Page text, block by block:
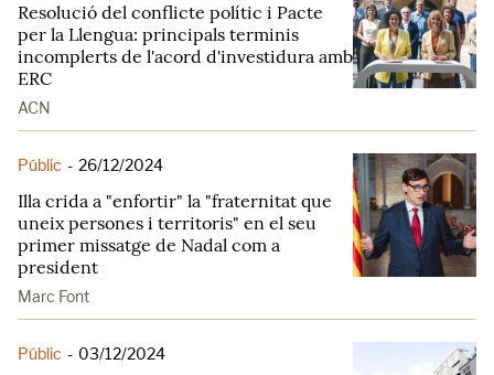
Resolució del conflicte polític i Pacte
per la Llengua: principals terminis
incomplerts de l'acord d'investidura amb
ERC
ACN
Públic - 26/12/2024
Illa crida a "enfortir" la "fraternitat que
uneix persones i territoris" en el seu
primer missatge de Nadal com a
president
Marc Font
Públic - 03/12/2024